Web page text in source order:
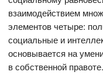
взаимодействием
элементов четыре:
социальные и
основывается на
в собственной правоте.